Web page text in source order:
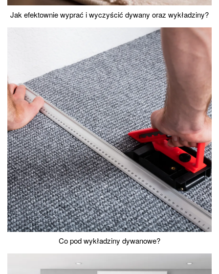
Jak efektownie wyprać i wyczyścić dywany oraz wykładziny?
Co pod wykładziny dywanowe?